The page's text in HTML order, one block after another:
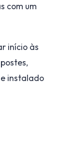
com um
início às
instalado